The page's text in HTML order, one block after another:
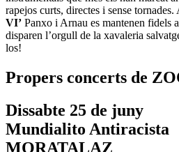
rapejos curts, directes i sense tornades.
VI’ Panxo i Arnau es mantenen fidels
disparen l’orgull de la xavaleria
los!
Propers concerts de
Dissabte 25 de juny
Mundialito Antiracista
MORATALAZ